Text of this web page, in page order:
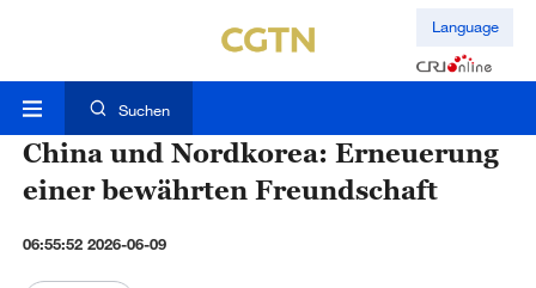
Language
Suchen
China und Nordkorea: Erneuerung
einer bewährten Freundschaft
06:55:52 2026-06-09